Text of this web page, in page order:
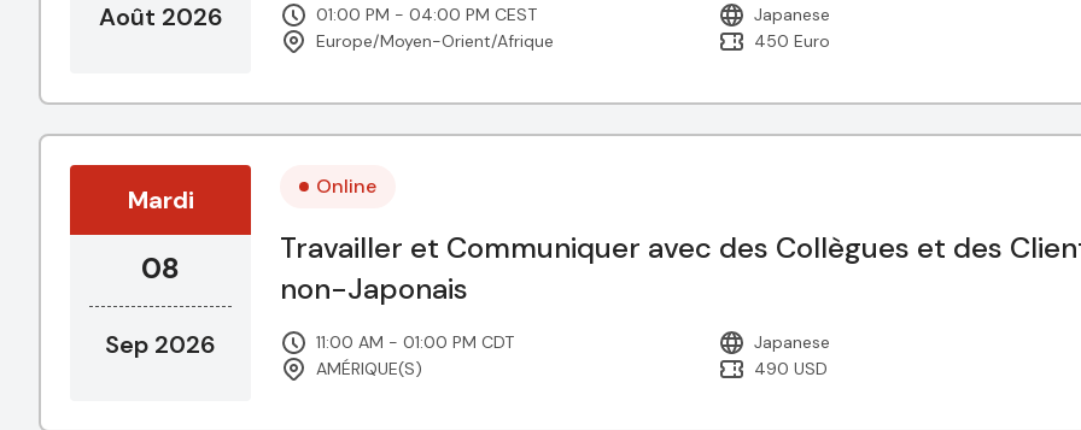
Août 2026 01:00 PM - 04:00 PM CEST
Japanese
Europe/Moyen-Orient/Afrique
450 Euro
Mardi
08
Sep 2026
Online
Travailler et Communiquer avec des Collègues et des
non-Japonais
11:00 AM - 01:00 PM CDT
Japanese
AMÉRIQUE(S)
490 USD